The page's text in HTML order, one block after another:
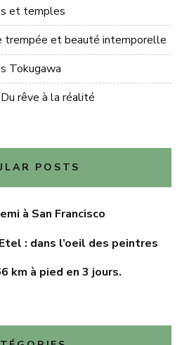
et temples
trempée et beauté intemporelle
Tokugawa
rêve à la réalité
POSTS
à San Francisco
: dans l’oeil des peintres
km à pied en 3 jours.